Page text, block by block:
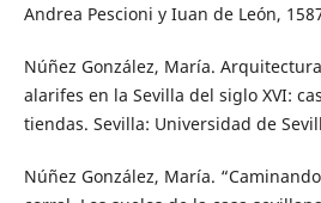
Andrea Pescioni y Iuan de León,
Núñez González, María.
alarifes en la Sevilla del siglo XVI:
tiendas. Sevilla: Universidad de
Núñez González, María.